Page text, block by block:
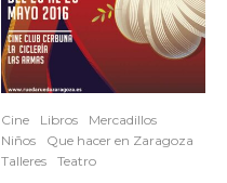
Cine Libros
Mercadillos
Niños
Que hacer en Zaragoza
Talleres
Teatro